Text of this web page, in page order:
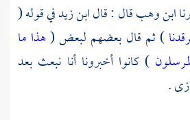
ابن وهبقال : قالابن زيدفي قوله (
) ثم قال بعضهم لبعض (هذا ما
) كانوا أخبرونا أنا نبعث بعد
.